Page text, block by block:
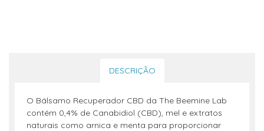
DESCRIÇÃO
O Bálsamo Recuperador CBD da The Beemine Lab
contém 0,4% de Canabidiol (CBD), mel e extratos
naturais como arnica e menta para proporcionar